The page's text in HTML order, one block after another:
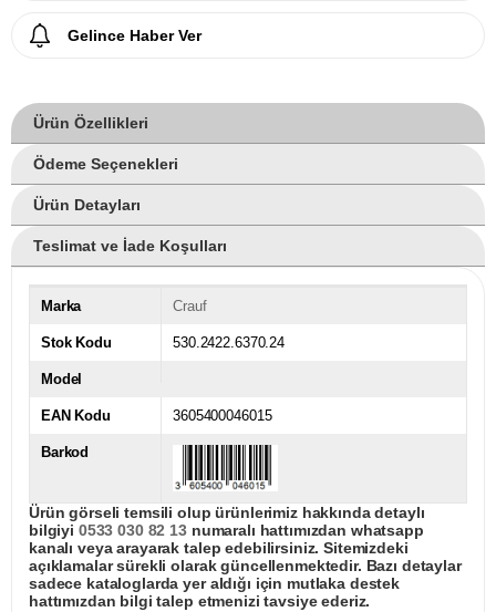
Gelince Haber Ver
Ürün Özellikleri
Ödeme Seçenekleri
Ürün Detayları
Teslimat ve İade Koşulları
Marka Crauf
Stok Kodu 530.2422.6370.24
Model
EAN Kodu 3605400046015
Barkod
Ürün görseli temsili olup ürünlerimiz hakkında detaylı
bilgiyi 0533 030 82 13numaralı hattımızdan whatsapp
kanalı veya arayarak talep edebilirsiniz. Sitemizdeki
açıklamalar sürekli olarak güncellenmektedir. Bazı detaylar
sadece kataloglarda yer aldığı için mutlaka destek
hattımızdan bilgi talep etmenizi tavsiye ederiz.